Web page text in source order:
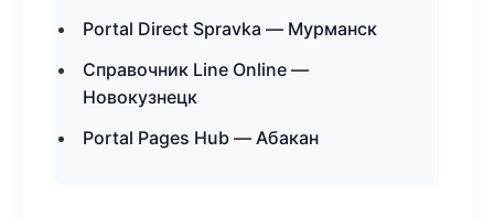
Portal Direct Spravka — Мурманск
Справочник Line Online —
Новокузнецк
Portal Pages Hub — Абакан